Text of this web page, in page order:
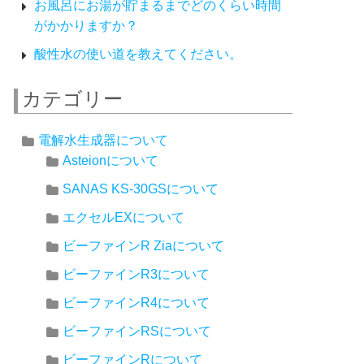
お風呂にお湯が貯まるまでどのくらい時間
がかかりますか？
酸性水の使い道を教えてください。
カテゴリー
電解水生成器について
Asteionについて
SANAS KS-30GSについて
エクセルEXについて
ビーファインR Ziaについて
ビーファインR3について
ビーファインR4について
ビーファインRSについて
ビーファインRについて